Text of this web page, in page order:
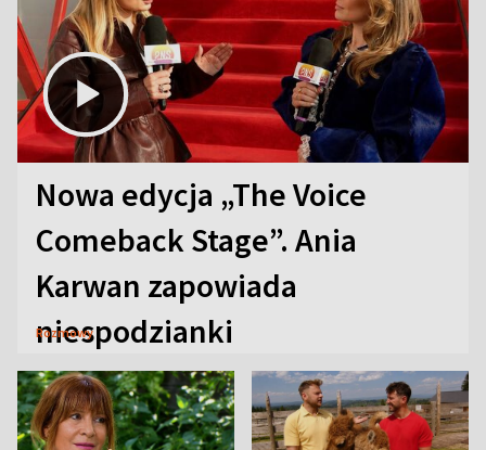
Nowa edycja „The Voice
Comeback Stage”. Ania
Karwan zapowiada
niespodzianki
Rozmowy